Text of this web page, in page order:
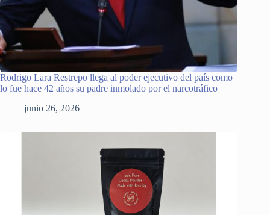
Rodrigo Lara Restrepo llega al poder ejecutivo del país como
lo fue hace 42 años su padre inmolado por el narcotráfico
junio 26, 2026